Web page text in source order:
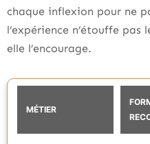
chaque inflexion pour ne
l’expérience n’étouffe
elle l’encourage.
MÉTIER